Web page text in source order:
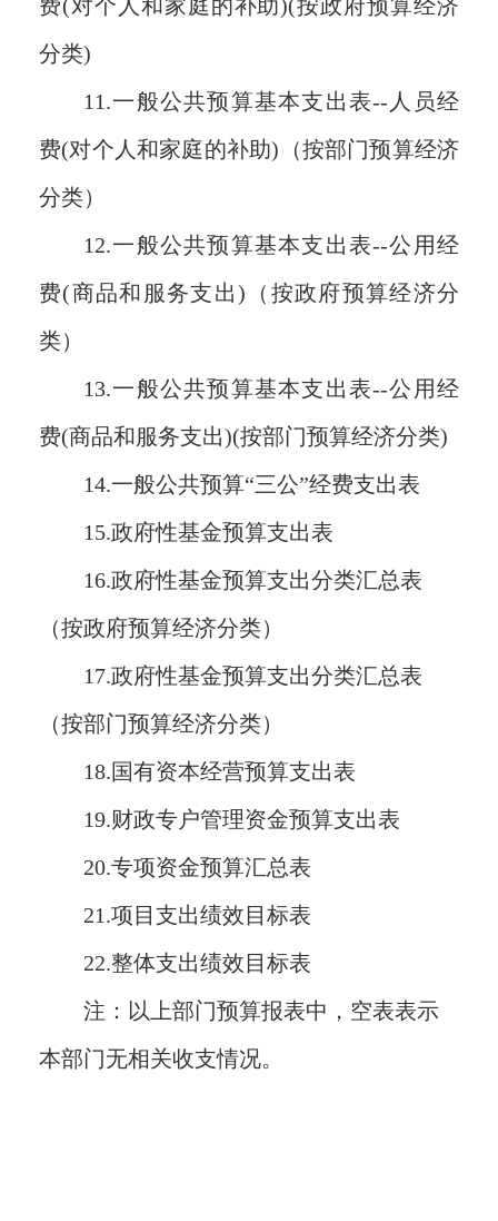
费(对个人和家庭的补助)(按政府预算经济
分类)
11.一般公共预算基本支出表--人员经
费(对个人和家庭的补助)（按部门预算经济
分类）
12.一般公共预算基本支出表--公用经
费(商品和服务支出)（按政府预算经济分
类）
13.一般公共预算基本支出表--公用经
费(商品和服务支出)(按部门预算经济分类)
14.一般公共预算“三公”经费支出表
15.政府性基金预算支出表
16.政府性基金预算支出分类汇总表
（按政府预算经济分类）
17.政府性基金预算支出分类汇总表
（按部门预算经济分类）
18.国有资本经营预算支出表
19.财政专户管理资金预算支出表
20.专项资金预算汇总表
21.项目支出绩效目标表
22.整体支出绩效目标表
注：以上部门预算报表中，空表表示
本部门无相关收支情况。